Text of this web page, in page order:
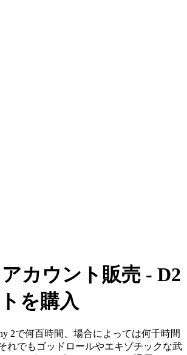
カウント販売 - D2
を購入
2で何百時間、場合によっては何千時間
れでもゴッドロールやエキゾチックな武